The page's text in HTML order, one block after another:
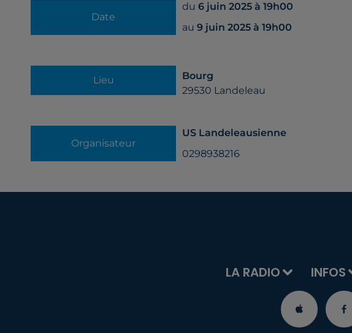
Date
du6 juin 2025 à 19h00
au9 juin 2025 à 19h00
Lieu
Bourg
29530 Landeleau
Organisateur
US Landeleausienne
0298938216
LA RADIO INFOS